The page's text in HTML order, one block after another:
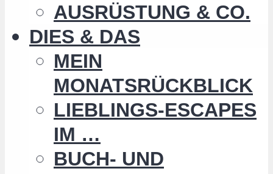
AUSRÜSTUNG & CO.
DIES & DAS
MEIN
MONATSRÜCKBLICK
LIEBLINGS-ESCAPES
IM …
BUCH- UND